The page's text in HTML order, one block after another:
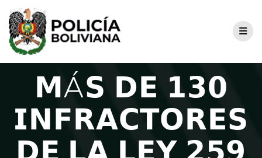
𝗠Á𝗦 𝗗𝗘 𝟭𝟯𝟬
𝗜𝗡𝗙𝗥𝗔𝗖𝗧𝗢𝗥𝗘𝗦